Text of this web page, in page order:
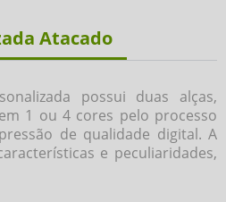
Atacado
possui duas alças,
1 ou 4 cores pelo processo
de qualidade digital. A
e peculiaridades,